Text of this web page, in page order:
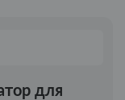
для